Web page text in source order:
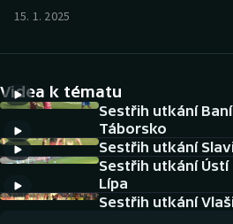
Tenis
DALŠÍ SPORTY
Americký fotbal
NEPŘEHLÉDNĚTE
15. 1. 2025
Videa k tématu
Sestřih utkání
Táborsko
Sestřih utkání
Sestřih utkání Ústí
Lípa
Sestřih utkání